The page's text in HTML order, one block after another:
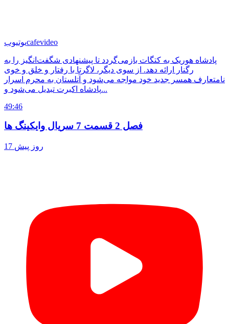
یوتیوبcafevideo
پادشاه هوریک به کتگات بازمی‌گردد تا پیشنهادی شگفت‌انگیز را به
رگنار ارائه دهد. از سوی دیگر، لاگرتا با رفتار و خلق و خوی
نامتعارف همسر جدید خود مواجه می‌شود و آتلستان به محرم اسرار
پادشاه اکبرت تبدیل می‌شود و...
49:46
فصل 2 قسمت 7 سریال وایکینگ ها
17 روز پیش